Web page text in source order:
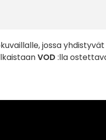
jossa yhdistyvät
VOD :lla